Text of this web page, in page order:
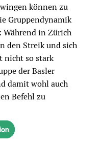
können zu
Gruppendynamik
Während in Zürich
den Streik und sich
nicht so stark
der Basler
damit wohl auch
Befehl zu